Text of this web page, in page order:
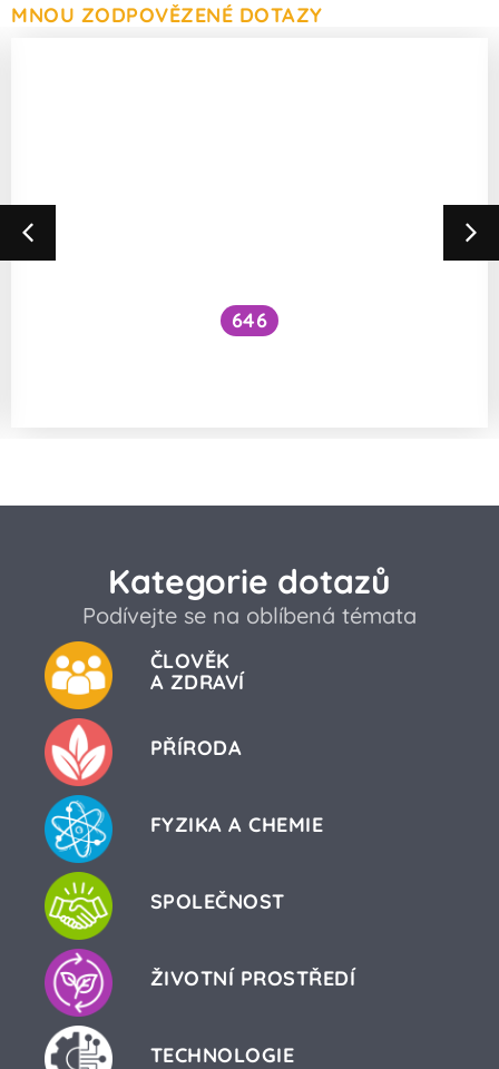
MNOU ZODPOVĚZENÉ DOTAZY
646
Kategorie dotazů
Podívejte se na oblíbená témata
ČLOVĚK
A ZDRAVÍ
PŘÍRODA
FYZIKA A CHEMIE
SPOLEČNOST
ŽIVOTNÍ PROSTŘEDÍ
TECHNOLOGIE